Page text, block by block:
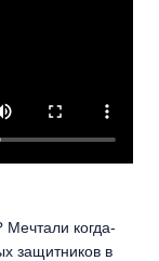
когда-
защитников в